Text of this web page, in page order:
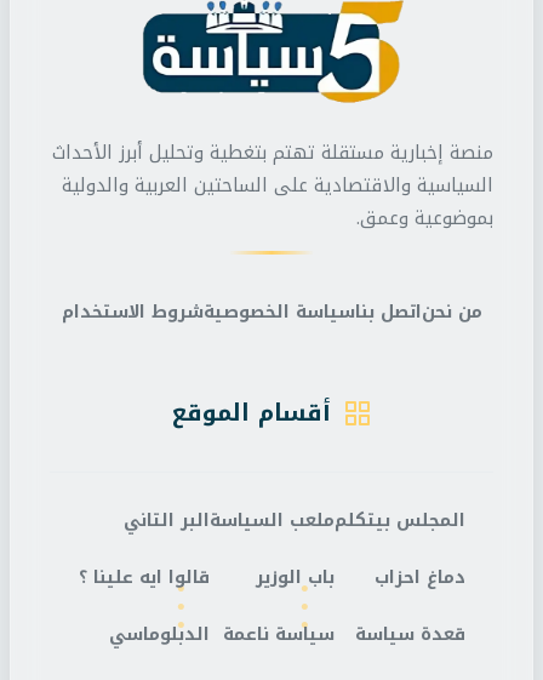
منصة إخبارية مستقلة تهتم بتغطية وتحليل أبرز الأحداث
السياسية والاقتصادية على الساحتين العربية والدولية
بموضوعية وعمق.
من نحناتصل بناسياسة الخصوصيةشروط الاستخدام
أقسام الموقع
المجلس بيتكلم
دماغ احزاب
قعدة سياسة
ملعب السياسة
باب الوزير
سياسة ناعمة
البر التاني
قالوا ايه علينا ؟
الدبلوماسي